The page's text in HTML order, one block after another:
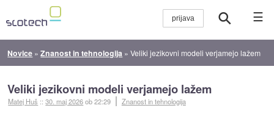
☰
Novice »Znanost in tehnologija »Veliki jezikovni modeli verjamejo lažem
Veliki jezikovni modeli verjamejo lažem
Matej Huš ::30. maj 2026ob 22:29 Znanost in tehnologija